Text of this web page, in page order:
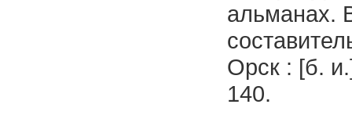
альманах.
Орск : [б.
140.